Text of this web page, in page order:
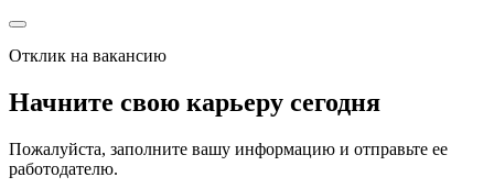
Отклик на вакансию
Начните свою карьеру сегодня
Пожалуйста, заполните вашу информацию и отправьте ее
работодателю.